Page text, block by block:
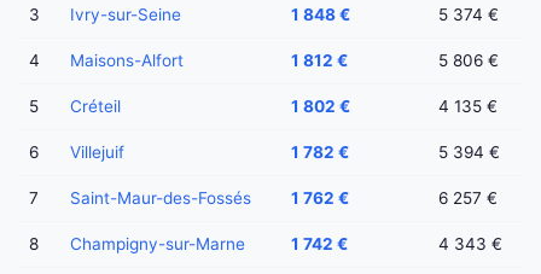
3 Ivry-sur-Seine 1 848 € 5 374 €
4 Maisons-Alfort 1 812 € 5 806 €
5 Créteil 1 802 € 4 135 €
6 Villejuif 1 782 € 5 394 €
7 Saint-Maur-des-Fossés 1 762 € 6 257 €
8 Champigny-sur-Marne 1 742 € 4 343 €